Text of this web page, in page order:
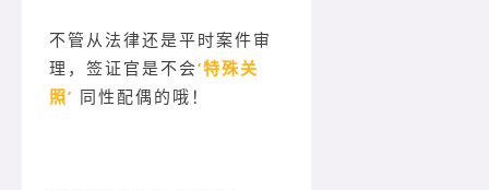
不管从法律还是平时案件审
理，签证官是不会‘特殊关
照’ 同性配偶的哦！